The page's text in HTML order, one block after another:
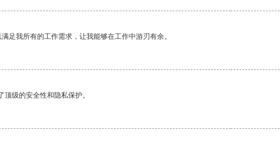
足我所有的工作需求，让我能够在工作中游刃有余。
级的安全性和隐私保护。